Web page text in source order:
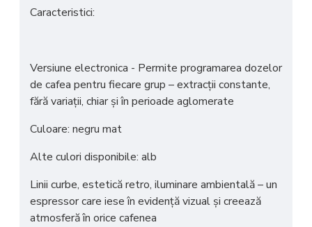
Caracteristici:
Versiune electronica - Permite programarea dozelor
de cafea pentru fiecare grup – extracții constante,
fără variații, chiar și în perioade aglomerate
Culoare: negru mat
Alte culori disponibile: alb
Linii curbe, estetică retro, iluminare ambientală – un
espressor care iese în evidență vizual și creează
atmosferă în orice cafenea